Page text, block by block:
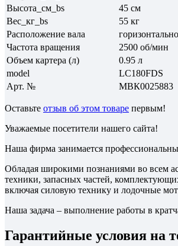
Высота_см_bs
45 см
Вес_кг_bs
55 кг
Расположение вала
Частота вращения
2500 об/мин
Объем картера (л)
0.95 л
model
LC180FDS
Арт. №
МВК0025883
Оставьте отзыв об этом товаре первым!
Уважаемые посетители нашего сайта!
Наша фирма занимается
Обладая широкими познаниями во всем
техники, запасных частей,
включая силовую технику и лодочные
Наша задача – выполнение работы в
Гарантийные условия на